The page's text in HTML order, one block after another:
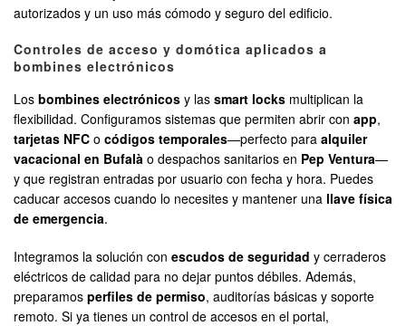
autorizados y un uso más cómodo y seguro del edificio.
Controles de acceso y domótica aplicados a
bombines electrónicos
Los bombines electrónicos y las smart locks multiplican la
flexibilidad. Configuramos sistemas que permiten abrir con app,
tarjetas NFC o códigos temporales—perfecto para alquiler
vacacional en Bufalà o despachos sanitarios en Pep Ventura—
y que registran entradas por usuario con fecha y hora. Puedes
caducar accesos cuando lo necesites y mantener una llave física
de emergencia.
Integramos la solución con escudos de seguridad y cerraderos
eléctricos de calidad para no dejar puntos débiles. Además,
preparamos perfiles de permiso, auditorías básicas y soporte
remoto. Si ya tienes un control de accesos en el portal,